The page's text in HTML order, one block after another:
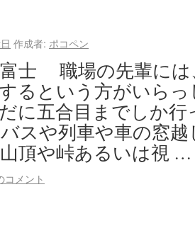
作成者: ポコペン
士 職場の先輩には
るという方がいら
に五合目までしか
スや列車や車の窓
頂や峠あるいは視
コメント